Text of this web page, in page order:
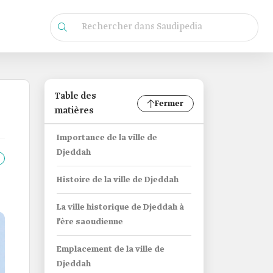
Table des
matières
Fermer
Importance de la ville de
Djeddah
Histoire de la ville de Djeddah
La ville historique de Djeddah à
l’ère saoudienne
Emplacement de la ville de
Djeddah